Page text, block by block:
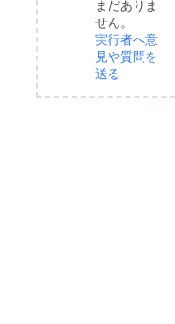
まだありま
せん。
実行者へ意
見や質問を
送る